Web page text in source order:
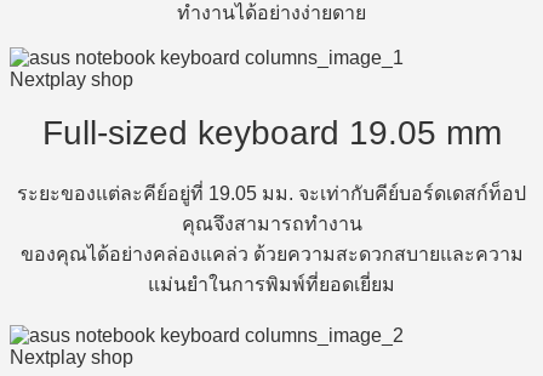
ทำงานได้อย่างง่ายดาย
Full-sized keyboard 19.05 mm
ระยะของแต่ละคีย์อยู่ที่ 19.05 มม. จะเท่ากับคีย์บอร์ดเดสก์ท็อป
คุณจึงสามารถทำงาน
ของคุณได้อย่างคล่องแคล่ว ด้วยความสะดวกสบายและความ
แม่นยำในการพิมพ์ที่ยอดเยี่ยม